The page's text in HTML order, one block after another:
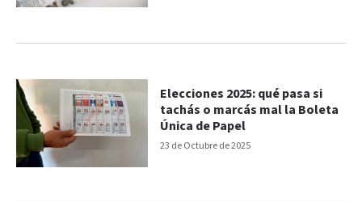
23 de Octubre de 2025
Elecciones 2025: qué pasa si
tachás o marcás mal la Boleta
Única de Papel